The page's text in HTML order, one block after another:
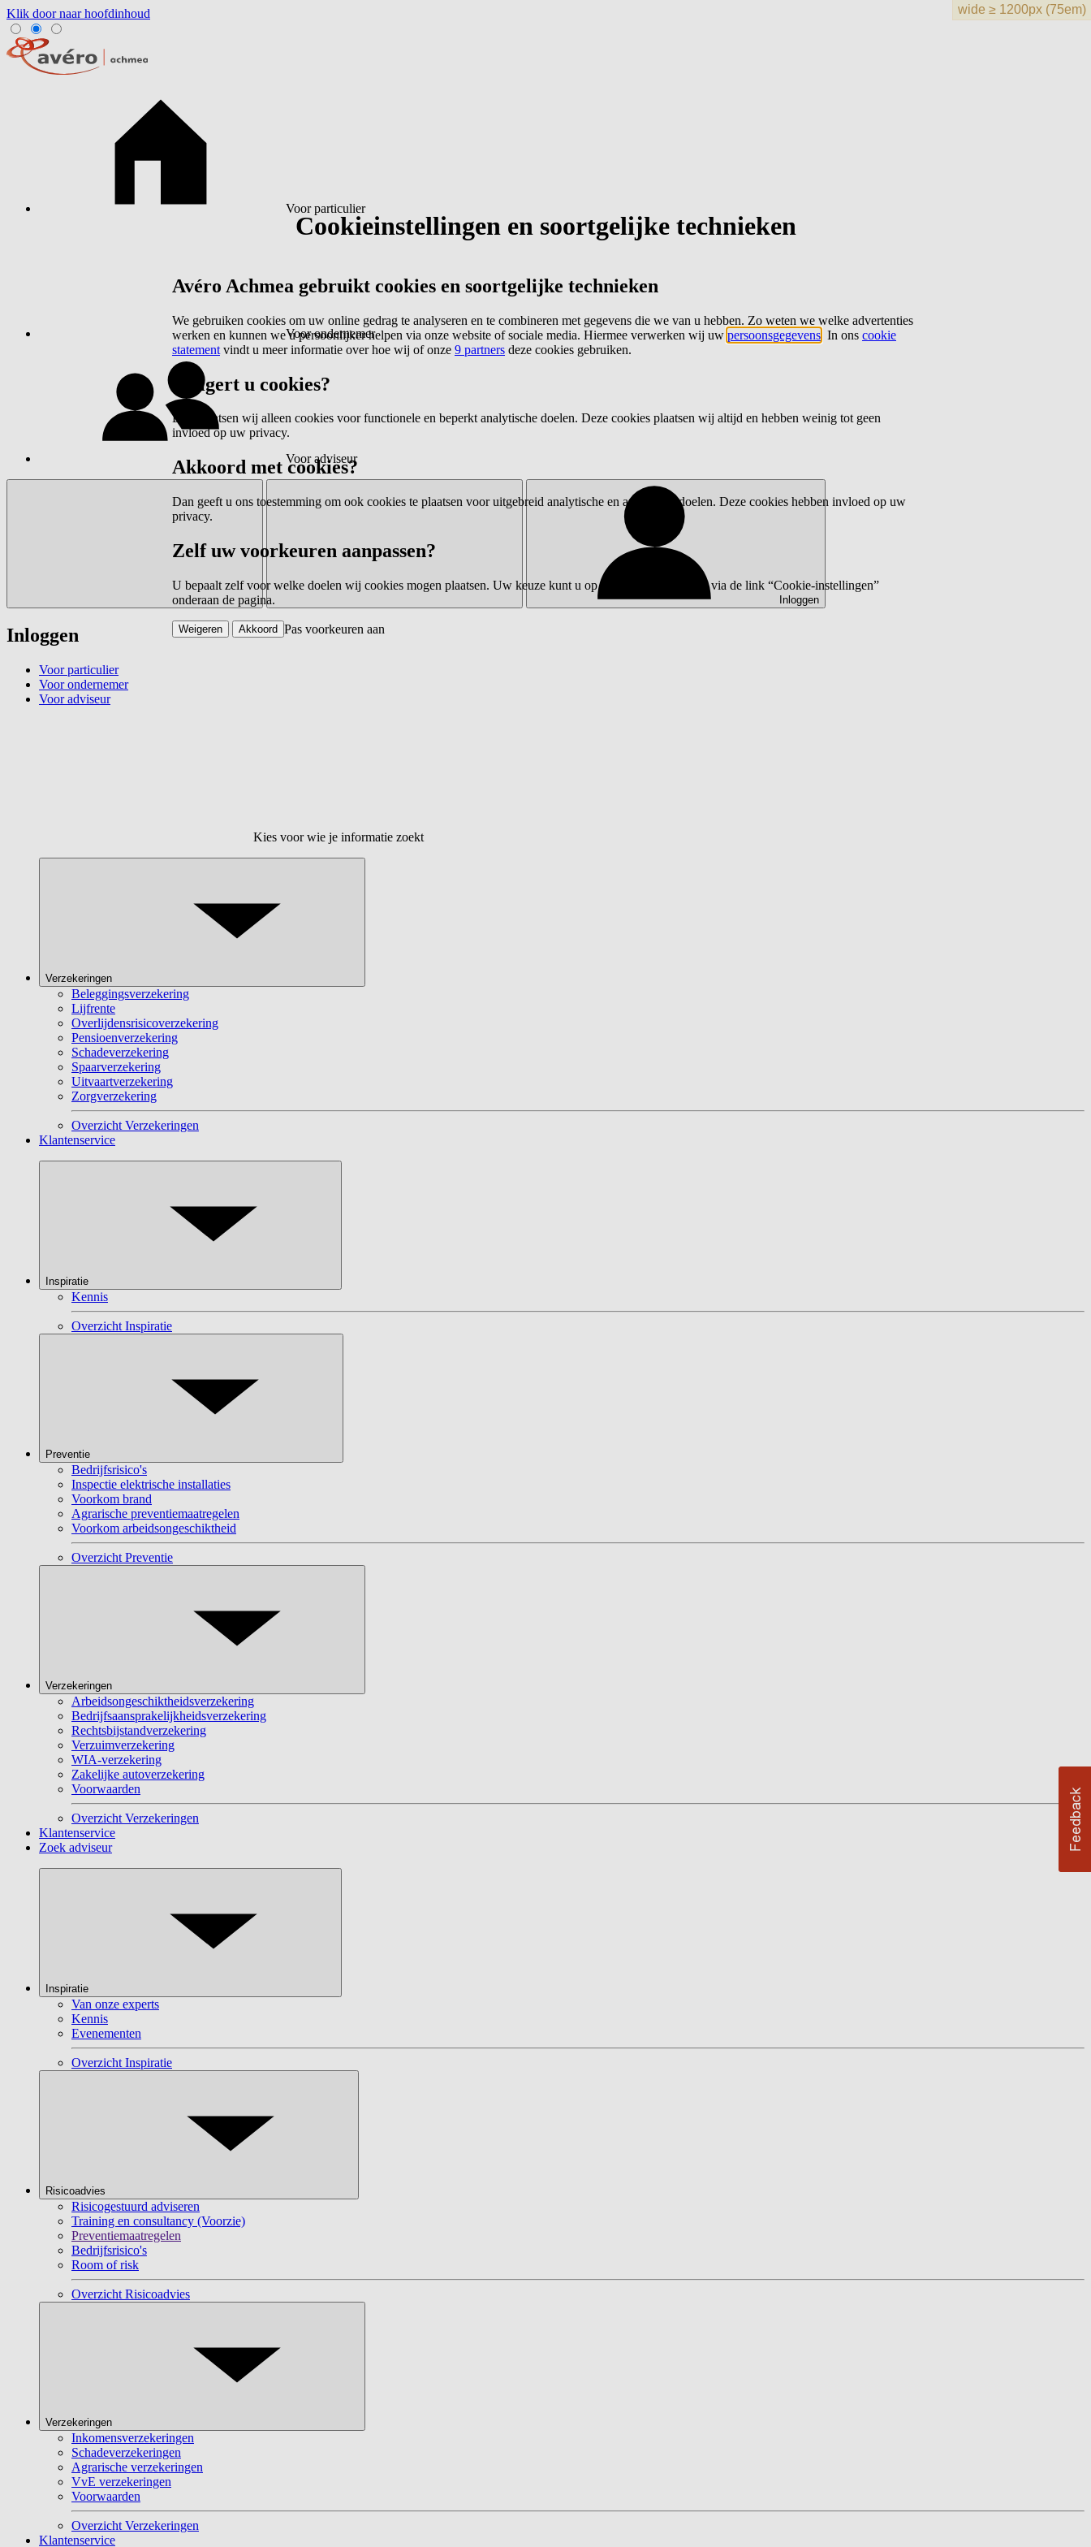
Klik door naar hoofdinhoud
Voor particulier
Voor ondernemer
Voor adviseur
Inloggen
Inloggen
Voor particulier
Voor ondernemer
Voor adviseur
Kies voor wie je informatie zoekt
Verzekeringen
Beleggingsverzekering
Lijfrente
Overlijdensrisicoverzekering
Pensioenverzekering
Schadeverzekering
Spaarverzekering
Uitvaartverzekering
Zorgverzekering
Overzicht Verzekeringen
Klantenservice
Inspiratie
Kennis
Overzicht Inspiratie
Preventie
Bedrijfsrisico's
Inspectie elektrische installaties
Voorkom brand
Agrarische preventiemaatregelen
Voorkom arbeidsongeschiktheid
Overzicht Preventie
Verzekeringen
Arbeidsongeschiktheidsverzekering
Bedrijfsaansprakelijkheidsverzekering
Rechtsbijstandverzekering
Verzuimverzekering
WIA-verzekering
Zakelijke autoverzekering
Voorwaarden
Overzicht Verzekeringen
Klantenservice
Zoek adviseur
Inspiratie
Van onze experts
Kennis
Evenementen
Overzicht Inspiratie
Risicoadvies
Risicogestuurd adviseren
Training en consultancy (Voorzie)
Preventiemaatregelen
Bedrijfsrisico's
Room of risk
Overzicht Risicoadvies
Verzekeringen
Inkomensverzekeringen
Schadeverzekeringen
Agrarische verzekeringen
VvE verzekeringen
Voorwaarden
Overzicht Verzekeringen
Klantenservice
Cookieinstellingen en soortgelijke technieken
Avéro Achmea gebruikt cookies en soortgelijke technieken
We gebruiken cookies om uw online gedrag te analyseren en te combineren met gegevens die we van u hebben. Zo weten we welke advertenties
werken en kunnen we u persoonlijker helpen via onze website of sociale media. Hiermee verwerken wij uw persoonsgegevens . In ons cookie
statement vindt u meer informatie over hoe wij of onze 9 partners deze cookies gebruiken.
Weigert u cookies?
Dan plaatsen wij alleen cookies voor functionele en beperkt analytische doelen. Deze cookies plaatsen wij altijd en hebben weinig tot geen
invloed op uw privacy.
Akkoord met cookies?
Dan geeft u ons toestemming om ook cookies te plaatsen voor uitgebreid analytische en advertentiedoelen. Deze cookies hebben invloed op uw
privacy.
Zelf uw voorkeuren aanpassen?
U bepaalt zelf voor welke doelen wij cookies mogen plaatsen. Uw keuze kunt u op elk moment wijzigen via de link “Cookie-instellingen”
onderaan de pagina.
Pas voorkeuren aan
Weigeren Akkoord